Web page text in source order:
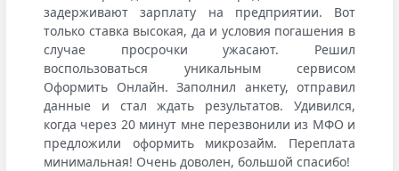
задерживают зарплату на предприятии. Вот
только ставка высокая, да и условия погашения в
случае просрочки ужасают. Решил
воспользоваться уникальным сервисом
Оформить Онлайн. Заполнил анкету, отправил
данные и стал ждать результатов. Удивился,
когда через 20 минут мне перезвонили из МФО и
предложили оформить микрозайм. Переплата
минимальная! Очень доволен, большой спасибо!